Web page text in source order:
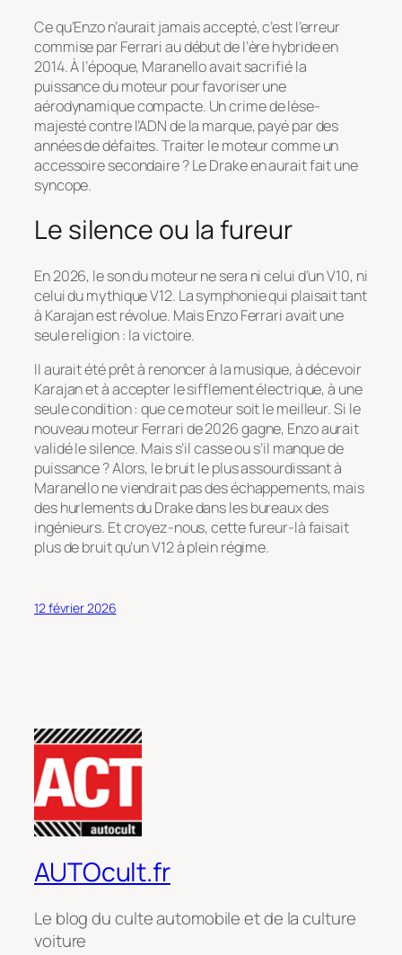
Ce qu’Enzo n’aurait jamais accepté, c’est l’erreur
commise par Ferrari au début de l’ère hybride en
2014. À l’époque, Maranello avait sacrifié la
puissance du moteur pour favoriser une
aérodynamique compacte. Un crime de lèse-
majesté contre l’ADN de la marque, payé par des
années de défaites. Traiter le moteur comme un
accessoire secondaire ? Le Drake en aurait fait une
syncope.
Le silence ou la fureur
En 2026, le son du moteur ne sera ni celui d’un V10, ni
celui du mythique V12. La symphonie qui plaisait tant
à Karajan est révolue. Mais Enzo Ferrari avait une
seule religion : la victoire.
Il aurait été prêt à renoncer à la musique, à décevoir
Karajan et à accepter le sifflement électrique, à une
seule condition : que ce moteur soit le meilleur. Si le
nouveau moteur Ferrari de 2026 gagne, Enzo aurait
validé le silence. Mais s’il casse ou s’il manque de
puissance ? Alors, le bruit le plus assourdissant à
Maranello ne viendrait pas des échappements, mais
des hurlements du Drake dans les bureaux des
ingénieurs. Et croyez-nous, cette fureur-là faisait
plus de bruit qu’un V12 à plein régime.
12 février 2026
AUTOcult.fr
Le blog du culte automobile et de la culture
voiture